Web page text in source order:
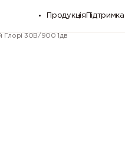
Продукція Підтримка
Глорі 30В/900 1дв